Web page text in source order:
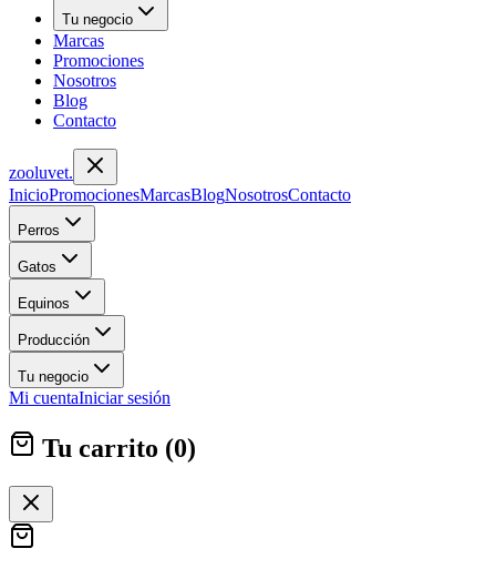
Tu negocio
Marcas
Promociones
Nosotros
Blog
Contacto
zooluvet.
InicioPromocionesMarcasBlogNosotrosContacto
Perros
Gatos
Equinos
Producción
Tu negocio
Mi cuentaIniciar sesión
Tu carrito (0)